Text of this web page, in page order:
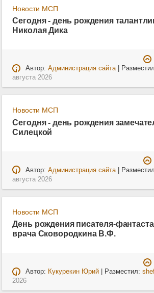
Новости МСП
Сегодня - день рождения
Николая Дика
Автор: Администрация сайта|
августа 2026
Новости МСП
Сегодня - день рождения
Силецкой
Автор: Администрация сайта|
августа 2026
Новости МСП
День рождения писателя-
врача Сковородкина В.Ф.
Автор: Кукурекин Юрий| Разместил:
2026